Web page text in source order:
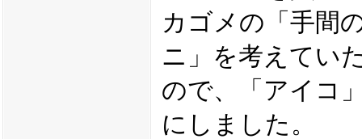
カゴメの「手間
ニ」を考えてい
ので、「アイコ
にしました。